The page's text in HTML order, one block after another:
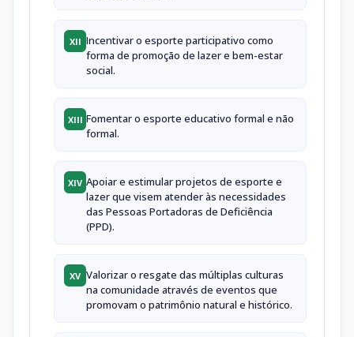
XII Incentivar o esporte participativo como
forma de promoção de lazer e bem-estar
social.
XIII Fomentar o esporte educativo formal e não
formal.
XIV Apoiar e estimular projetos de esporte e
lazer que visem atender às necessidades
das Pessoas Portadoras de Deficiência
(PPD).
XV Valorizar o resgate das múltiplas culturas
na comunidade através de eventos que
promovam o patrimônio natural e histórico.